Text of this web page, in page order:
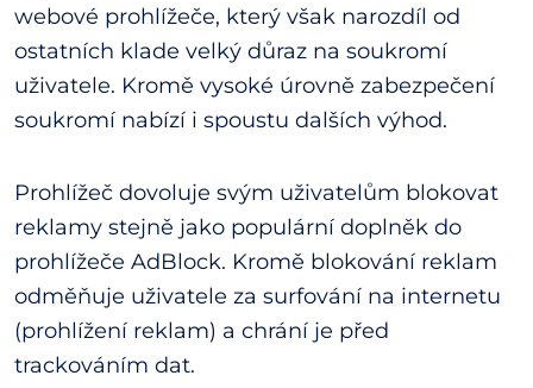
webové prohlížeče, který však narozdíl od
ostatních klade velký důraz na soukromí
uživatele. Kromě vysoké úrovně zabezpečení
soukromí nabízí i spoustu dalších výhod.
Prohlížeč dovoluje svým uživatelům blokovat
reklamy stejně jako populární doplněk do
prohlížeče AdBlock. Kromě blokování reklam
odměňuje uživatele za surfování na internetu
(prohlížení reklam) a chrání je před
trackováním dat.